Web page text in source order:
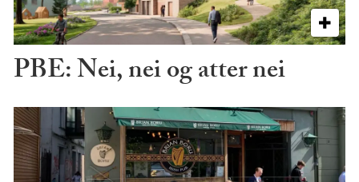
PBE: Nei, nei og atter nei